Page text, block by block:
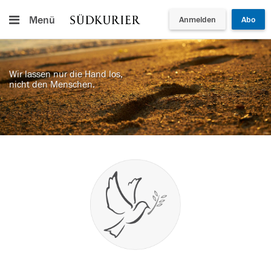
Menü Anmelden Abo
Wir lassen nur die Hand los,
nicht den Menschen.